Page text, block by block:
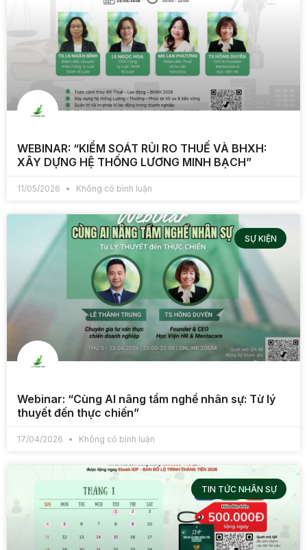
WEBINAR: “KIỂM SOÁT RỦI RO THUẾ VÀ BHXH:
XÂY DỰNG HỆ THỐNG LƯƠNG MINH BẠCH”
11/05/2026 Không có bình luận
SỰ KIỆN
Webinar: “Cùng AI nâng tầm nghề nhân sự: Từ lý
thuyết đến thực chiến”
17/04/2026 Không có bình luận
TIN TỨC NHÂN SỰ